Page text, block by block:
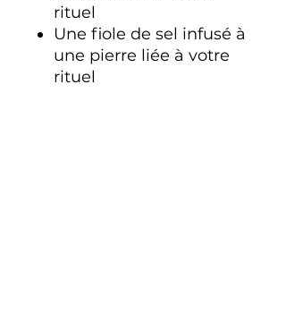
rituel
Une fiole de sel infusé à
une pierre liée à votre
rituel